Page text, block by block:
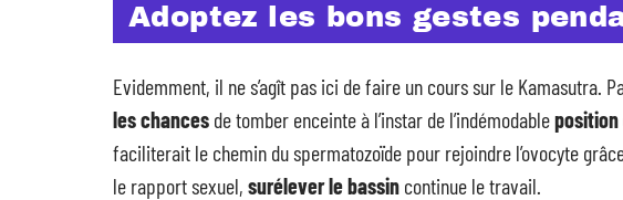
Adoptez les bons gestes
Evidemment, il ne s’agît pas ici de faire un cours sur le Kamasutra.
les chances de tomber enceinte à l’instar de l’indémodableposition
faciliterait le chemin du spermatozoïde pour rejoindre l’ovocyte
le rapport sexuel, surélever le bassin continue le travail.